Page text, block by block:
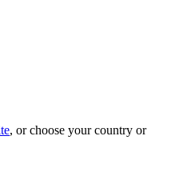
, or choose your country or